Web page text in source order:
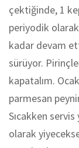
çektiğinde, 1
periyodik
kadar devam
sürüyor.
kapatalım.
parmesan
Sıcakken
olarak